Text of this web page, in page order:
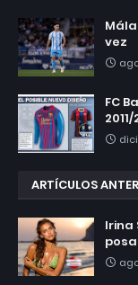
vez
FC
2011/
ARTÍCULOS
Irina